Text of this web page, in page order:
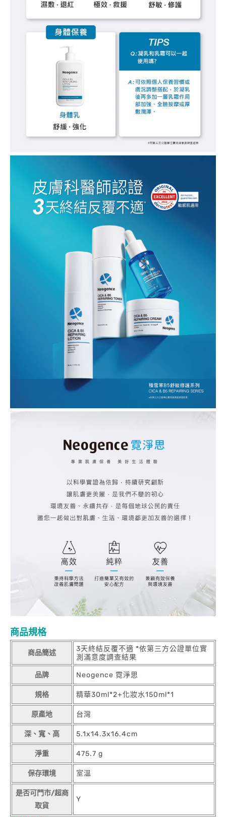
商品規格
商品簡述
3天終結反覆不適 *依第三方公證單位實
測滿意度調查結果
品牌 Neogence 霓淨思
規格 精華30ml*2+化妝水150ml*1
原產地 台灣
深、寬、高 5.1x14.3x16.4cm
淨重 475.7 g
保存環境 室溫
是否可門市/超商
取貨
Y